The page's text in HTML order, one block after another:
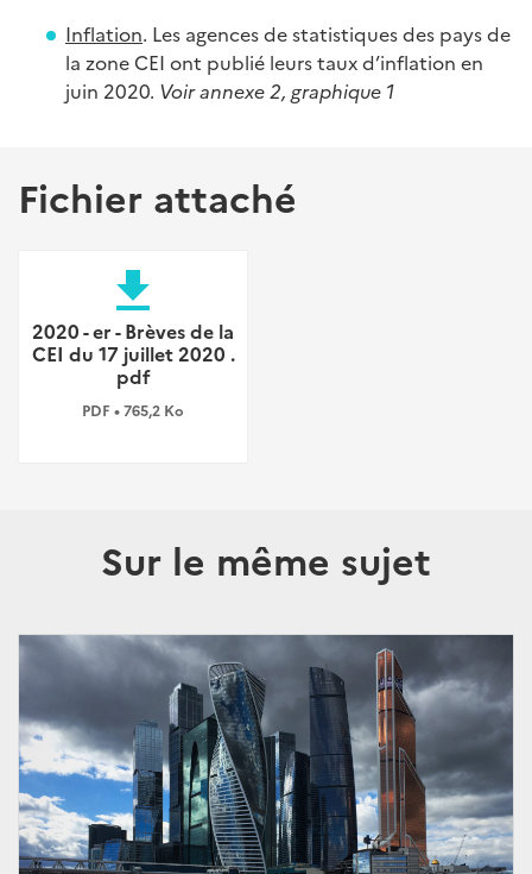
Inflation. Les agences de statistiques des pays de
la zone CEI ont publié leurs taux d’inflation en
juin 2020. Voir annexe 2, graphique 1
Fichier attaché
file_download
2020 - er - Brèves de la
CEI du 17 juillet 2020 .
pdf
PDF • 765,2 Ko
Sur le même sujet